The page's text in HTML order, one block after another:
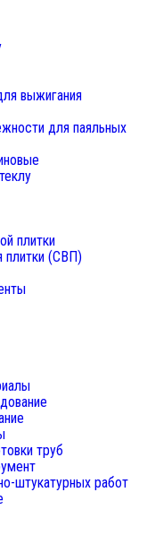
выжигания
для паяльных
плитки
плитки (СВП)
труб
штукатурных работ